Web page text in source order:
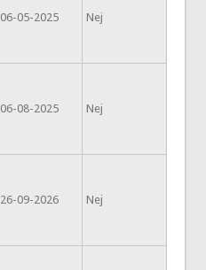
06-05-2025 Nej
06-08-2025 Nej
26-09-2026 Nej